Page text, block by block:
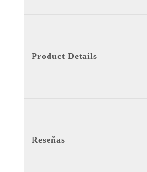
Product Details
Reseñas